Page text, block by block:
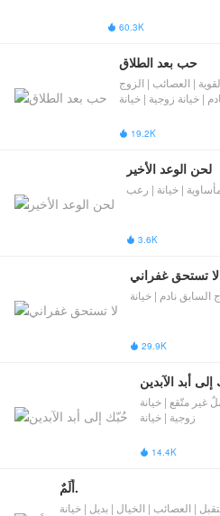
 60.3K
حب بعد الطلاق
| العصائب | ​الزوج
| خيانة زوجية | خيانة
 19.2K
لحن الوعد الأخير
| خيانة | رعب
 3.6K
لا تستحق غفراني
نادم​​ | خيانة
 29.9K
أبد الآبدين
غير متّقع | خيانة
زوجية | خيانة
 14.4K
أَلَمٌ.
| العصائب | الخيال | بديل | خيانة